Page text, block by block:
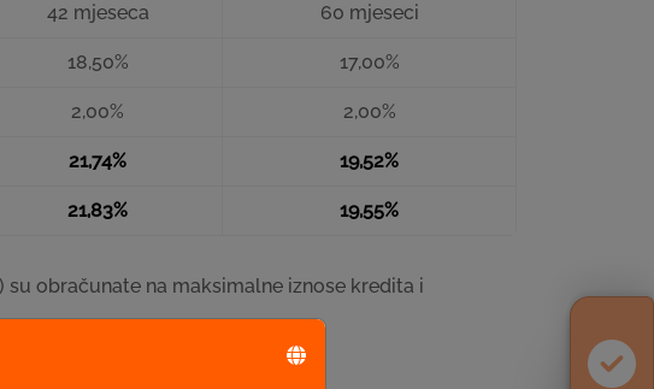
42 mjeseca 60 mjeseci
18,50% 17,00%
2,00% 2,00%
21,74% 19,52%
21,83% 19,55%
su obračunate na maksimalne iznose kredita i